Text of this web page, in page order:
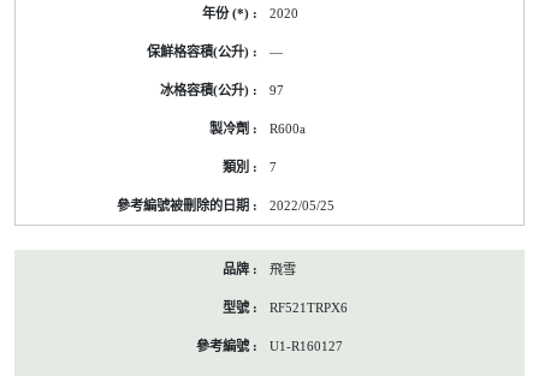
2020
—
97
R600a
7
2022/05/25
飛雪
RF521TRPX6
U1-R160127